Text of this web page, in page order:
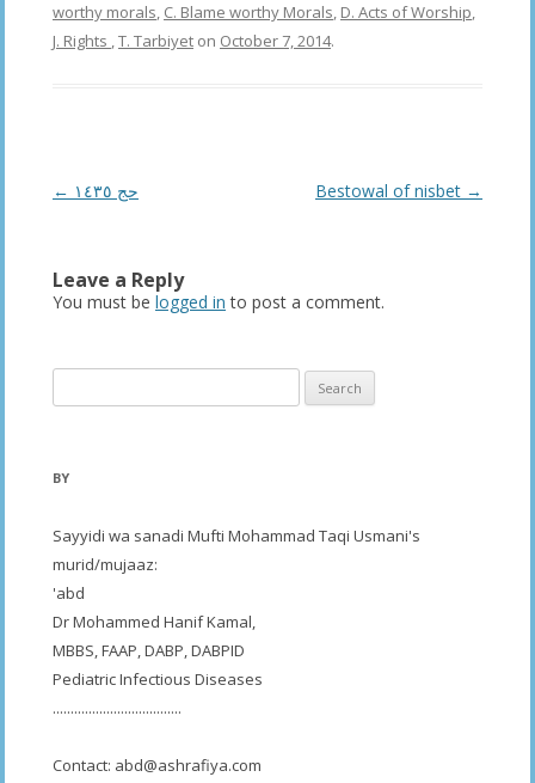
worthy morals, C. Blame worthy Morals, D. Acts of Worship,
J. Rights ,T. Tarbiyet on October 7, 2014.
Post
← حج ١٤٣٥ Bestowal of nisbet →
Leave a Reply
You must be logged in to post a comment.
for:
BY
Sayyidi wa sanadi Mufti Mohammad Taqi Usmani's
murid/mujaaz:
'abd
Dr Mohammed Hanif Kamal,
MBBS, FAAP, DABP, DABPID
Pediatric Infectious Diseases
....................................
Contact: abd@ashrafiya.com